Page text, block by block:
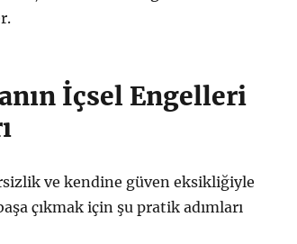
İçsel Engelleri
ve kendine güven eksikliğiyle
çıkmak için şu pratik adımları